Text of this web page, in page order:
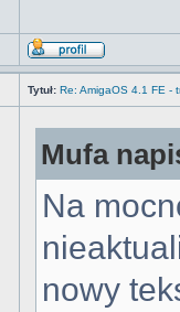
Tytuł: Re: AmigaOS 4.1 FE -
Mufa
Na
nowy